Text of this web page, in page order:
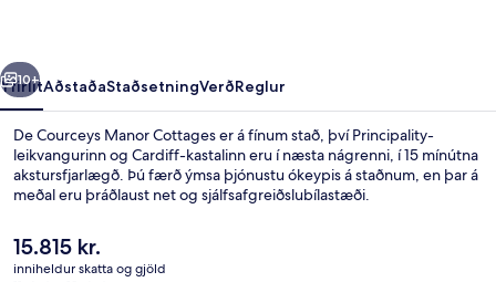
Næsta
10+
YfirlitAðstaðaStaðsetningVerðReglur
De Courceys Manor Cottages er á fínum stað, því Principality-
leikvangurinn og Cardiff-kastalinn eru í næsta nágrenni, í 15 mínútna
akstursfjarlægð. Þú færð ýmsa þjónustu ókeypis á staðnum, en þar á
meðal eru þráðlaust net og sjálfsafgreiðslubílastæði.
Núverandi
verð
15.815 kr.
inniheldur skatta og gjöld